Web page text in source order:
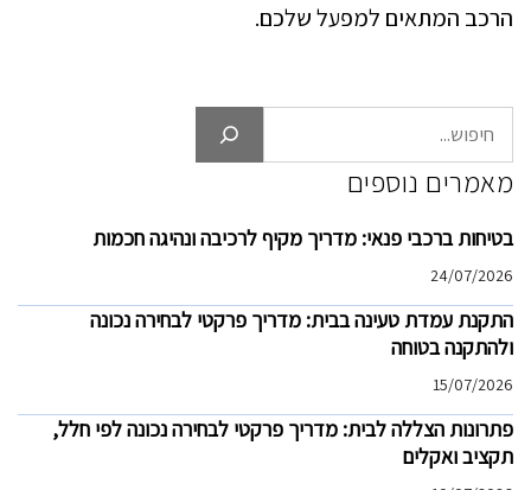
הרכב המתאים למפעל שלכם.
חיפוש
מאמרים נוספים
בטיחות ברכבי פנאי: מדריך מקיף לרכיבה ונהיגה חכמות
24/07/2026
התקנת עמדת טעינה בבית: מדריך פרקטי לבחירה נכונה
ולהתקנה בטוחה
15/07/2026
פתרונות הצללה לבית: מדריך פרקטי לבחירה נכונה לפי חלל,
תקציב ואקלים